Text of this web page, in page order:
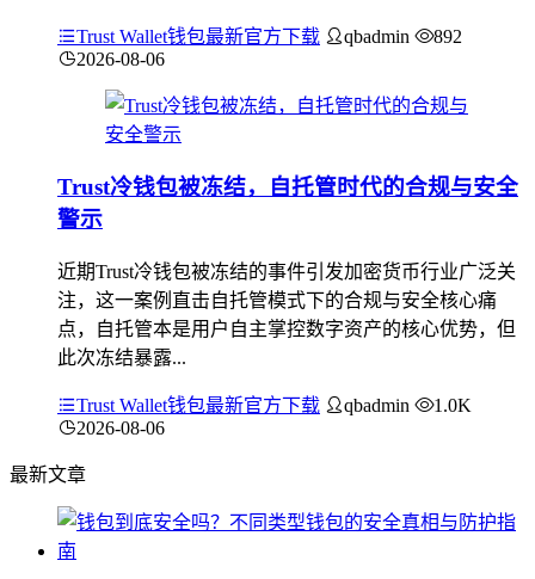
Trust Wallet钱包最新官方下载 qbadmin
892
2026-08-06
Trust冷钱包被冻结，自托管时代的合规与安全
警示
近期Trust冷钱包被冻结的事件引发加密货币行业广泛关
注，这一案例直击自托管模式下的合规与安全核心痛
点，自托管本是用户自主掌控数字资产的核心优势，但
此次冻结暴露...
Trust Wallet钱包最新官方下载 qbadmin
1.0K
2026-08-06
最新文章